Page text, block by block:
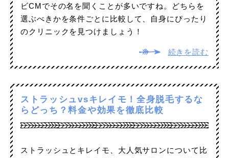
ビCMでその名を聞くことが多いですね。どちらを
選ぶべきかを条件ごとに比較して、自身にぴったり
のクリニックを見つけましょう！
続きを読む
ストラッシュvsキレイモ！全身脱毛するな
らどっち？料金や効果を徹底比較
ストラッシュとキレイモ、大人気サロンについて比